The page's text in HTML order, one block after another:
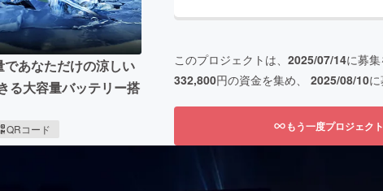
であなただけの涼しい
る大容量バッテリー搭
QRコード
このプロジェクトは、 2025/07/14に募集
332,800円の資金を集め、 2025/08/10
もう一度プロジェク